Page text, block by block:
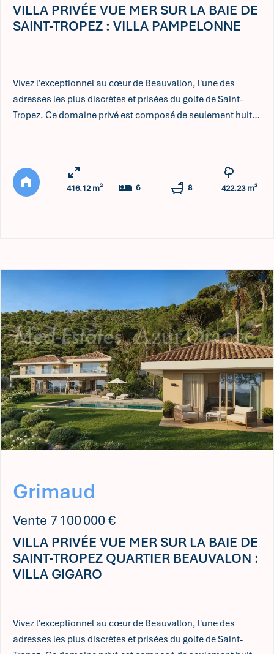
VILLA PRIVÉE VUE MER SUR LA BAIE DE
SAINT-TROPEZ : VILLA PAMPELONNE
Vivez l'exceptionnel au cœur de Beauvallon, l'une des
adresses les plus discrètes et prisées du golfe de Saint-
Tropez. Ce domaine privé est composé de seulement huit
s'érige discrètement sur une colline arborée, pensée pour
416.12 m² 6 8 422.23 m²
Grimaud
Vente 7 100 000 €
VILLA PRIVÉE VUE MER SUR LA BAIE DE
SAINT-TROPEZ QUARTIER BEAUVALON :
VILLA GIGARO
Vivez l'exceptionnel au cœur de Beauvallon, l'une des
adresses les plus discrètes et prisées du golfe de Saint-